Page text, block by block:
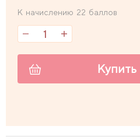
К начислению 22 баллов
Купить